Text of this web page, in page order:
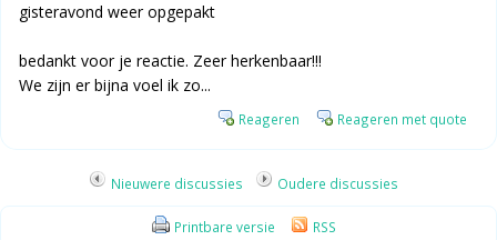
gisteravond weer opgepakt
bedankt voor je reactie. Zeer herkenbaar!!!
We zijn er bijna voel ik zo...
Reageren Reageren met quote
Nieuwere discussies Oudere discussies
Printbare versie RSS